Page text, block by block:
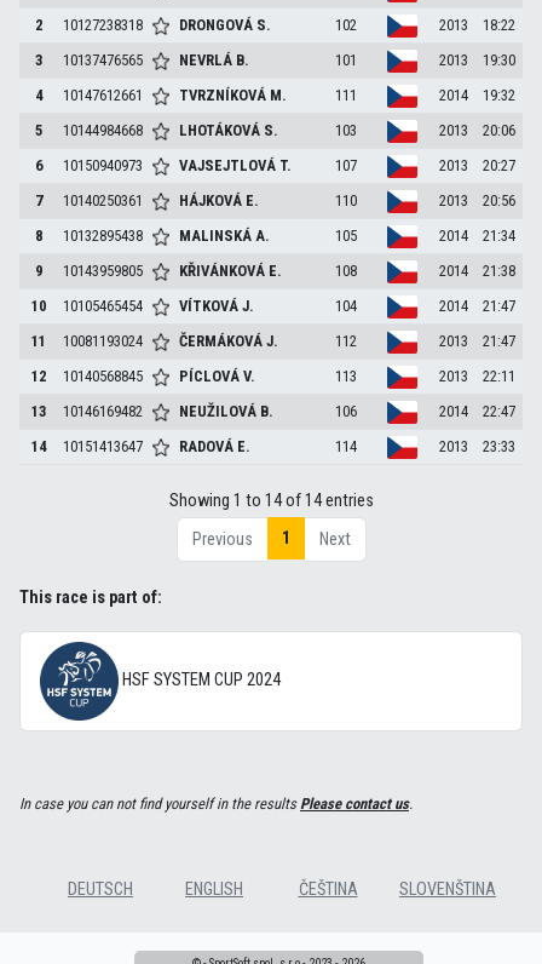
2
10127238318 DRONGOVÁ S. 102 2013
18:22
3
10137476565 NEVRLÁ B. 101 2013
19:30
4
10147612661 TVRZNÍKOVÁ M. 111 2014
19:32
5
10144984668 LHOTÁKOVÁ S. 103 2013
20:06
6
10150940973 VAJSEJTLOVÁ T. 107 2013
20:27
7
10140250361 HÁJKOVÁ E. 110 2013
20:56
8
10132895438 MALINSKÁA. 105 2014
21:34
9
10143959805 KŘIVÁNKOVÁ E. 108 2014
21:38
10
10105465454 VÍTKOVÁJ. 104 2014
21:47
11
10081193024 ČERMÁKOVÁJ. 112 2013
21:47
12
10140568845 PÍCLOVÁV. 113 2013
22:11
13
10146169482 NEUŽILOVÁ B. 106 2014
22:47
14
10151413647 RADOVÁ E. 114 2013 23:33
Showing 1 to 14 of 14 entries
Previous
1 Next
This race is part of:
HSF SYSTEM CUP 2024
In case you can not find yourself in the resultsPlease contact us.
DEUTSCH ENGLISH ČEŠTINA SLOVENŠTINA